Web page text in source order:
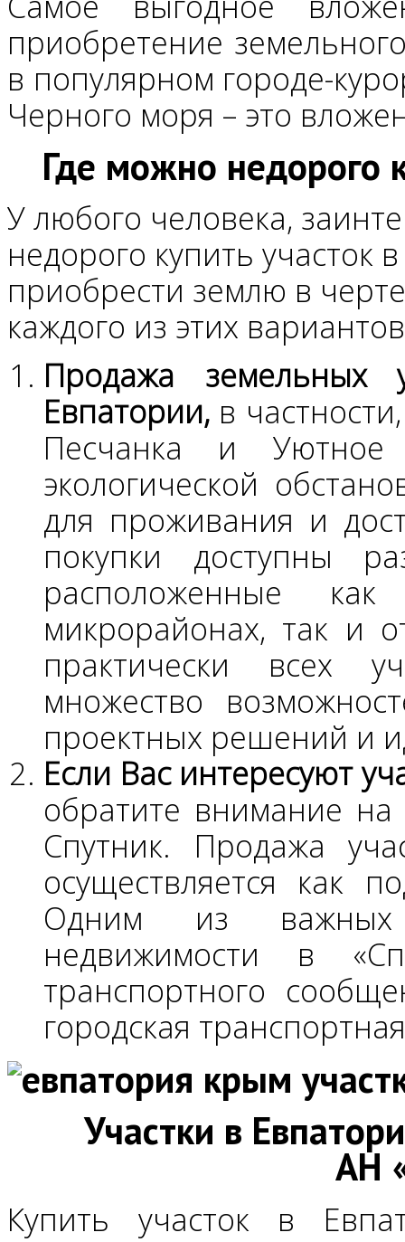
приобретение
в популярном городе-
Черного моря – это
Где можно недорого
У любого человека,
недорого купить участок
приобрести землю в
каждого из этих
Продажа земельных
Евпатории, в
Песчанка и Уютное
экологической
для проживания и
покупки доступны
расположенные
микрорайонах, так и
практически всех
множество
проектных решений и
Если Вас интересуют
обратите внимание
Спутник. Продажа
осуществляется как
Одним из важных
недвижимости в
транспортного
городская
Участки в
АН
Купить участок в